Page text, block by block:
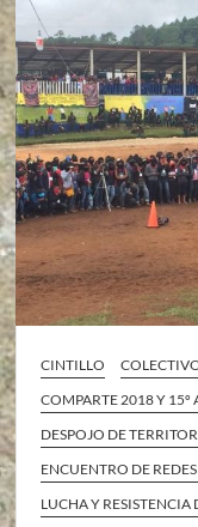
CINTILLO
COMPARTE 2018 Y 15º
DESPOJO DE
ENCUENTRO DE
LUCHA Y RESISTENCIA